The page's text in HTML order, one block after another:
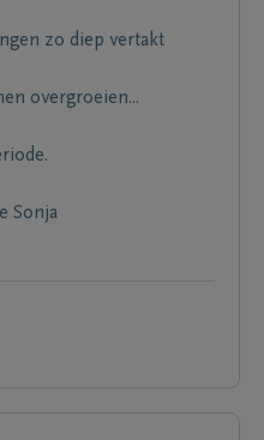
zo diep vertakt
overgroeien...
Sonja